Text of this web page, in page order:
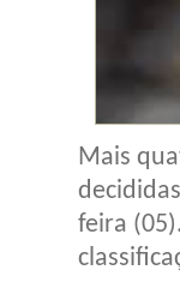
Mais
feira